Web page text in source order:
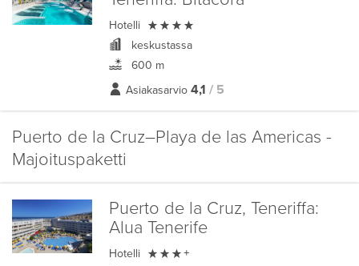
Hotelli 
keskustassa
600 m
Asiakasarvio 4,1 / 5
Puerto de la Cruz–Playa de las Americas -
Majoituspaketti
Puerto de la Cruz, Teneriffa:
Alua Tenerife
Hotelli  +